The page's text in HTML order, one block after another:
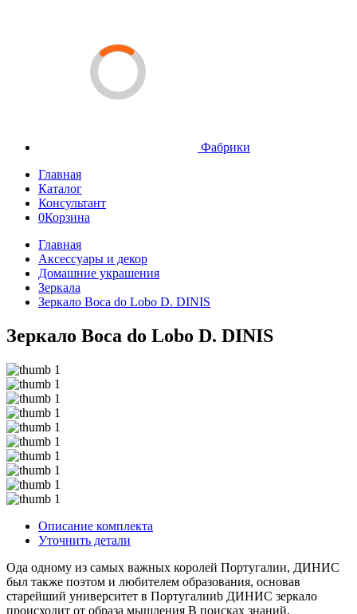
Фабрики
Главная
Каталог
Консультант
0Корзина
Главная
Аксессуары и декор
Домашние украшения
Зеркала
Зеркало Boca do Lobo D. DINIS
Зеркало Boca do Lobo D. DINIS
Описание комплекта
Уточнить детали
Ода одному из самых важных королей Португалии, ДИНИС
был также поэтом и любителем образования, основав
старейший университет в Португалииb ДИНИС зеркало
происходит от образа мышления В поисках знаний,